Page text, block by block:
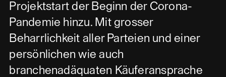
Projektstart der Beginn der Corona-
Pandemie hinzu. Mit grosser
Beharrlichkeit aller Parteien und einer
persönlichen wie auch
branchenadäquaten Käuferansprache